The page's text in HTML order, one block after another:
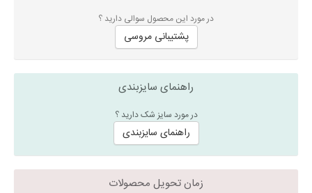
در مورد این محصول سوالی دارید ؟
پشتیبانی مروسی
راهنمای سایزبندی
در مورد سایز شک دارید ؟
راهنمای سایزبندی
زمان تحویل محصولات